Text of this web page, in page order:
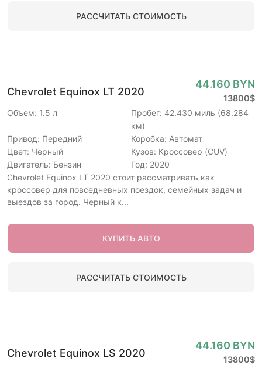
РАССЧИТАТЬ СТОИМОСТЬ
Chevrolet Equinox LT 2020
44.160 BYN
13800$
Объем: 1.5 л
Пробег: 42.430 миль (68.284
км)
Привод: Передний
Коробка: Автомат
Цвет: Черный
Кузов: Кроссовер (CUV)
Двигатель: Бензин
Год: 2020
Chevrolet Equinox LT 2020 стоит рассматривать как
кроссовер для повседневных поездок, семейных задач и
выездов за город. Черный к...
КУПИТЬ АВТО
РАССЧИТАТЬ СТОИМОСТЬ
Chevrolet Equinox LS 2020
44.160 BYN
13800$